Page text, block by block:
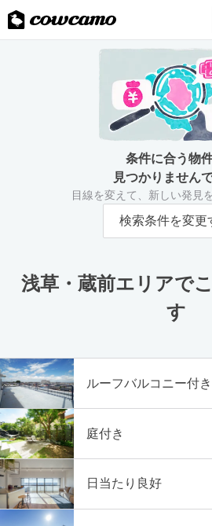
条件に合う物
見つかりません
目線を変えて、新しい発見
検索条件を変更
浅草・蔵前エリアで
す
ルーフバルコニー付き
庭付き
日当たり良好